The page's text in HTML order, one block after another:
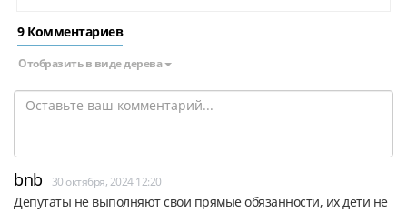
9 Комментариев
Отобразить в виде дерева
bnb 30 октября, 2024 12:20
Депутаты не выполняют свои прямые обязанности, их дети не